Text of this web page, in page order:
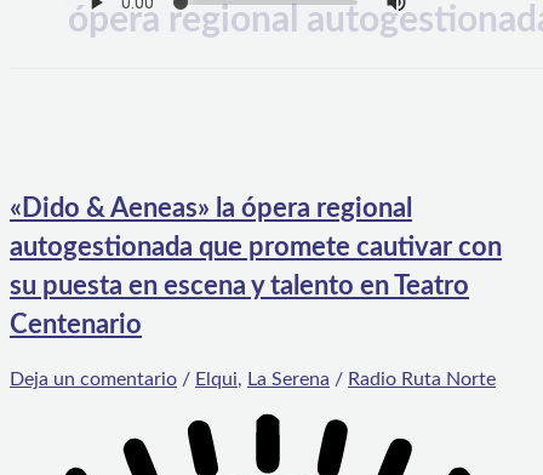
ópera regional
«Dido & Aeneas» la ópera regional
autogestionada que promete cautivar con
su puesta en escena y talento en Teatro
Centenario
Deja un comentario / Elqui, La Serena / Radio Ruta Norte